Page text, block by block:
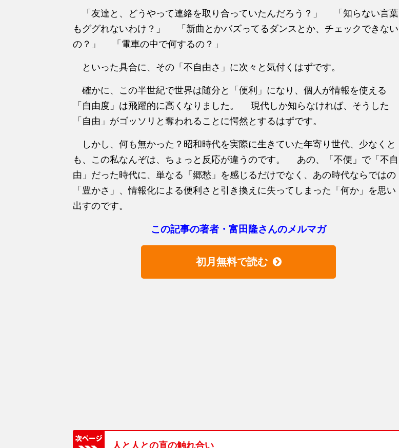
「友達と、どうやって連絡を取り合っていたんだろう？」 「知らない言葉
もググれないわけ？」 「新曲とかバズってるダンスとか、チェックできない
の？」 「電車の中で何するの？」
といった具合に、その「不自由さ」に次々と気付くはずです。
確かに、この半世紀で世界は随分と「便利」になり、個人が情報を使える
「自由度」は飛躍的に高くなりました。 現代しか知らなければ、そうした
「自由」がゴッソリと奪われることに愕然とするはずです。
しかし、何も無かった？昭和時代を実際に生きていた年寄り世代、少なくと
も、この私なんぞは、ちょっと反応が違うのです。 あの、「不便」で「不自
由」だった時代に、単なる「郷愁」を感じるだけでなく、あの時代ならではの
「豊かさ」、情報化による便利さと引き換えに失ってしまった「何か」を思い
出すのです。
この記事の著者・富田隆さんのメルマガ
初月無料で読む
人と人との直の触れ合い